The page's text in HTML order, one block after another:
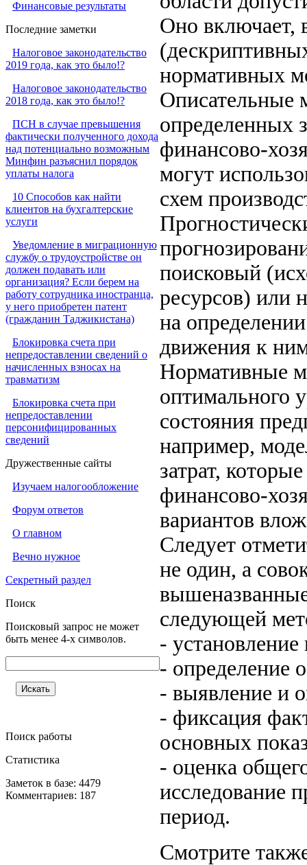
Финансовые результаты
Последние заметки
Налоговое законодательство
2019 года, как это было!?
Налоговое законодательство
2018 года, как это было!?
ПСН в случае превышения
фактически полученного дохода
над потенциально возможным
Минфин разъяснил порядок
уплаты налога
10 Способов как найти
клиентов на бухгалтерские
услуги
Уведомление в миграционную
службу о трудоустройстве он
должен подавать или
организация? Если берем на
работу сотрудника иностранца,
у него приобретен патент
(гражданин Таджикистана)
Блокировка счета при
непредоставлении сведений о
начисленных взносах на
травматизм
Блокировка счета при
непредоставлении
персонифицированных
сведений
Дружественные сайты
Изучаем налогообложение
Форум ответов
О главном
Вечно нужное
Секретный раздел
Поиск
Поисковый запрос не может
быть менее 4-х символов.
Поиск работы
Статистика
Заметок в базе: 4479
Комментариев: 187
Оно включает,
нормативных
Описательные
определенных
финансово-
могут
схем
поисковый
ресурсов) или
на
движения к
Нормативные
оптимального
состояния
например,
затрат,
финансово-
вариантов
Следует
не один, а
следующей
-
- определение
- выявление и
- фиксация
основных
- оценка
исследование
период.
Смотрите